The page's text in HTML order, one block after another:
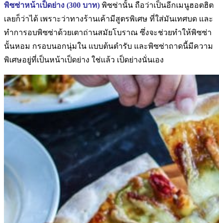
พิซซ่าหน้าเป็ดย่าง (300 บาท) พิซซ่านั้น ถือว่าเป็นอีกเมนูฮอตฮิต
เลยก็ว่าได้ เพราะว่าทางร้านเค้ามีสูตรพิเศษ ที่ใส่มันเทศบด และ
ทำการอบพิซซ่าด้วยเตาถ่านสมัยโบราณ ซึ่งจะช่วยทำให้พิซซ่า
นั้นหอม กรอบนอกนุ่มใน แบบต้นตำรับ และพิซซ่าถาดนี้มีความ
พิเศษอยู่ที่เป็นหน้าเป็ดย่าง ใช่แล้ว เป็ดย่างนั่นเอง